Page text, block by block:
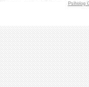
Psiholog